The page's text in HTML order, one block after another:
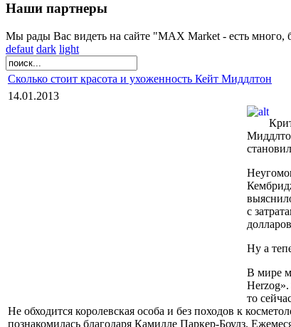
Наши партнеры
Мы рады Вас видеть на сайте "MAX Market - есть много,
defaut dark light
Сколько стоит красота и ухоженность Кейт Миддлтон
14.01.2013
с
Ну а
В мире
то
Не обходится королевская особа и без походов к
познакомилась благодаря Камилле Паркер-Боулз.